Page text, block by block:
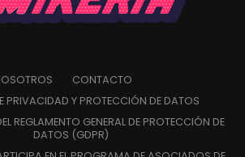
CONTACTO
PRIVACIDAD Y PROTECCIÓN DE DATOS
REGLAMENTO GENERAL DE PROTECCIÓN DE
DATOS (GDPR)